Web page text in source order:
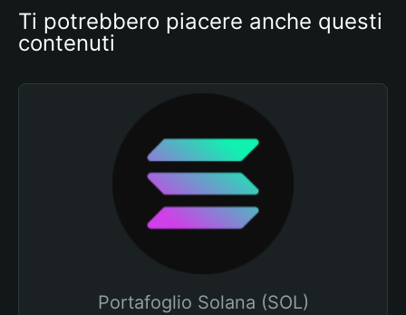
Ti potrebbero piacere anche questi
contenuti
Portafoglio Solana (SOL)